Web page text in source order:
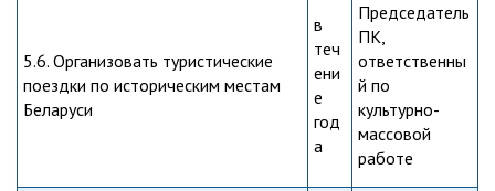
5.6. Организовать туристические
поездки по историческим местам
Беларуси
в
теч
ени
е
год
а
Председатель
ПК,
ответственны
й по
культурно-
массовой
работе